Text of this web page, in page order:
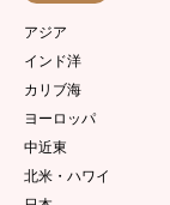
アジア
インド洋
カリブ海
ヨーロッパ
中近東
北米・ハワイ